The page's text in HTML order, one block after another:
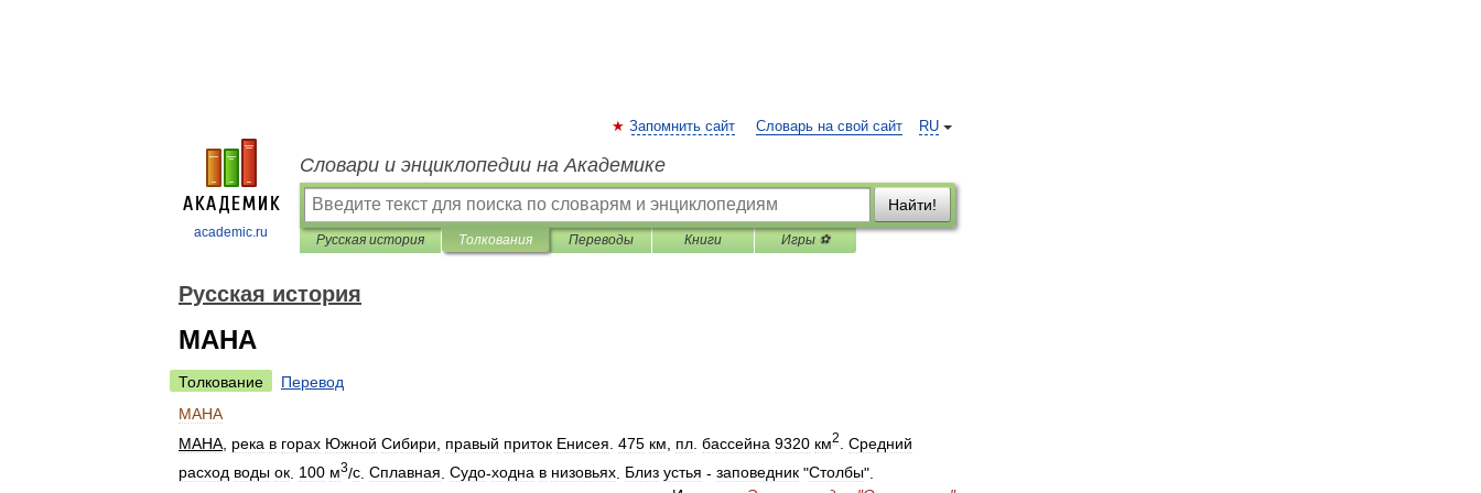
academic.ru
RU
Запомнить сайт Словарь на свой сайт
Словари и энциклопедии на Академике
Найти!
Русская история Толкования Переводы Книги Игры ⚽
Русская история
МАНА
Толкование
Перевод
МАНА
МАНА река в горах Южной Сибири правый приток Енисея 475 км пл бассейна 9320 км2
Средний
расход воды ок 100 м3/с Сплавная Судо-ходна в низовьях Близ устья - заповедник "Столбы".